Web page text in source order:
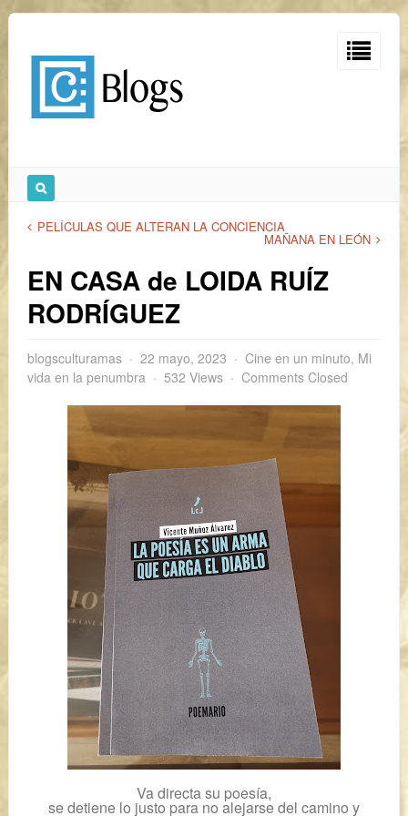
PELÍCULAS QUE ALTERAN LA CONCIENCIA
MAÑANA EN LEÓN
EN CASA de LOIDA RUÍZ
RODRÍGUEZ
blogsculturamas 22 mayo, 2023 Cine en un minuto, Mi
vida en la penumbra
532 Views Comments Closed
Va directa su poesía,
se detiene lo justo para no alejarse del camino y